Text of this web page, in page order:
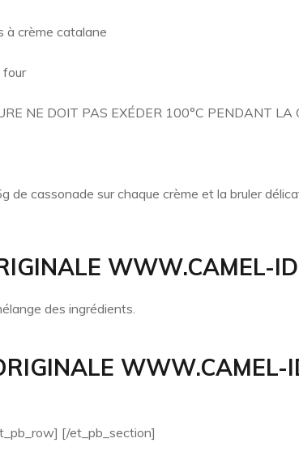
à crème catalane
four
NE DOIT PAS EXÉDER 100°C PENDANT LA
de cassonade sur chaque crème et la bruler
WWW.CAMEL-
des ingrédients.
WWW.CAMEL-
[/et_pb_section]